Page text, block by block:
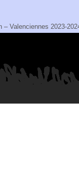
– Valenciennes 2023-